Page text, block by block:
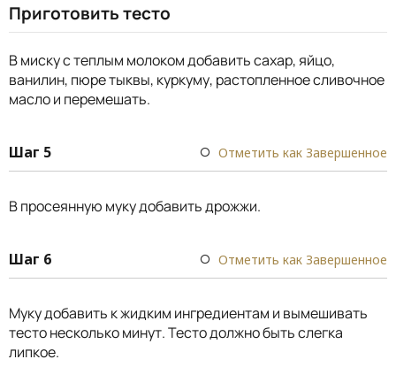
Приготовить тесто
В миску с теплым молоком добавить сахар, яйцо,
ванилин, пюре тыквы, куркуму, растопленное сливочное
масло и перемешать.
Шаг 5 Отметить как Завершенное
В просеянную муку добавить дрожжи.
Шаг 6 Отметить как Завершенное
Муку добавить к жидким ингредиентам и вымешивать
тесто несколько минут. Тесто должно быть слегка
липкое.